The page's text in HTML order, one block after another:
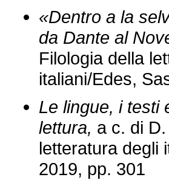
«Dentro a la
da Dante al
Filologia della
italiani/Edes,
Le lingue, i testi
lettura, a c. di
letteratura degli
2019, pp. 301